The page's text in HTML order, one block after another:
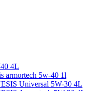
4L
armortech 5w-40 1l
Universal 5W-30 4L